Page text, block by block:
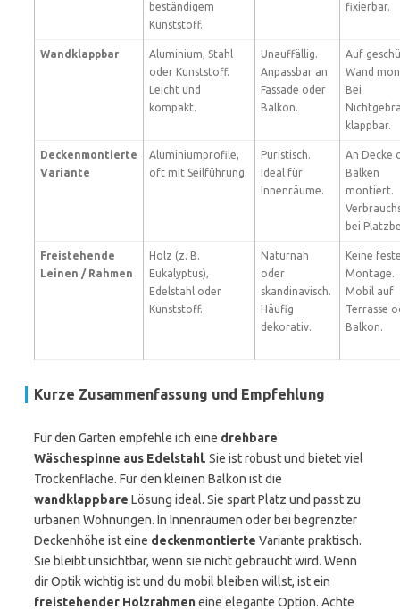
beständigem
Kunststoff.
fixierbar.
Wandklappbar
Aluminium, Stahl
oder Kunststoff.
Leicht und
kompakt.
Unauffällig.
Anpassbar an
Fassade oder
Balkon.
Auf
Wand
Bei
klappbar.
Deckenmontierte
Variante
Aluminiumprofile,
oft mit Seilführung.
Puristisch.
Ideal für
Innenräume.
An Decke
Balken
montiert.
bei
Freistehende
Leinen / Rahmen
Holz (z. B.
Eukalyptus),
Edelstahl oder
Kunststoff.
Naturnah
oder
skandinavisch.
Häufig
dekorativ.
Keine
Montage.
Mobil auf
Terrasse
Balkon.
Kurze Zusammenfassung und Empfehlung
Für den Garten empfehle ich eine drehbare
Wäschespinne aus Edelstahl. Sie ist robust und bietet viel
Trockenfläche. Für den kleinen Balkon ist die
wandklappbare Lösung ideal. Sie spart Platz und passt zu
urbanen Wohnungen. In Innenräumen oder bei begrenzter
Deckenhöhe ist eine deckenmontierte Variante praktisch.
Sie bleibt unsichtbar, wenn sie nicht gebraucht wird. Wenn
dir Optik wichtig ist und du mobil bleiben willst, ist ein
freistehender Holzrahmeneine elegante Option. Achte